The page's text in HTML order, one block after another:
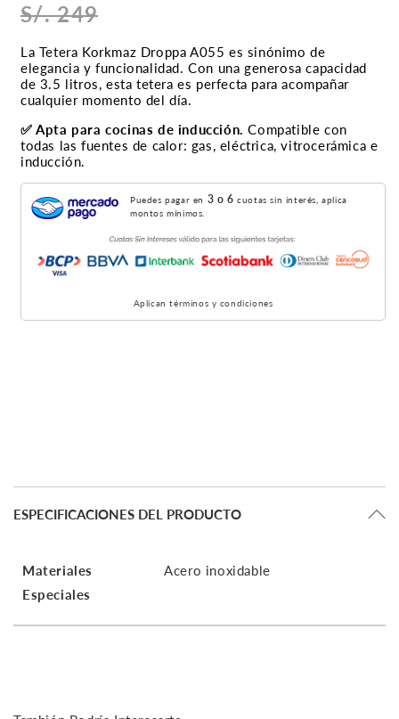
S/. 249
La Tetera Korkmaz Droppa A055 es sinónimo de
elegancia y funcionalidad. Con una generosa capacidad
de 3.5 litros, esta tetera es perfecta para acompañar
cualquier momento del día.
✅ Apta para cocinas de inducción. Compatible con
todas las fuentes de calor: gas, eléctrica, vitrocerámica e
inducción.
Puedes pagar en 3 o 6 cuotas sin interés, aplica
montos mínimos.
Aplican términos y condiciones
ESPECIFICACIONES DEL PRODUCTO
Materiales
Especiales
Acero inoxidable